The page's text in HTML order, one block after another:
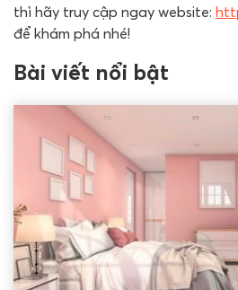
thì hãy truy cập ngay website:
để khám phá nhé!
Bài viết nổi bật